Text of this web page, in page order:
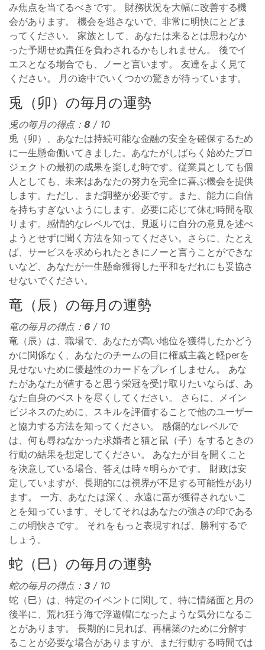
み焦点を当てるべきです。 財務状況を大幅に改善する機
会があります。 機会を逃さないで、非常に明快にとどま
ってください。 家族として、あなたは来るとは思わなか
った予期せぬ責任を負わされるかもしれません。 後でイ
エスとなる場合でも、ノーと言います。 友達をよく見て
ください。 月の途中でいくつかの驚きが待っています。
兎（卯）の毎月の運勢
兎の毎月の得点：8 / 10
兎（卯）、あなたは持続可能な金融の安全を確保するため
に一生懸命働いてきました。あなたがしばらく始めたプロ
ジェクトの最初の成果を楽しむ時です。従業員としても個
人としても、未来はあなたの努力を完全に喜ぶ機会を提供
します。ただし、まだ調整が必要です。また、能力に自信
を持ちすぎないようにします。必要に応じて休む時間を取
ります。感情的なレベルでは、見返りに自分の意見を述べ
ようとせずに聞く方法を知ってください。さらに、たとえ
ば、サービスを求められたときにノーと言うことができな
いなど、あなたが一生懸命獲得した平和をだれにも妥協さ
せないでください。
竜（辰）の毎月の運勢
竜の毎月の得点： 6 / 10
竜（辰）は、職場で、あなたが高い地位を獲得したかどう
かに関係なく、あなたのチームの目に権威主義と軽perを
見せないために優越性のカードをプレイしません。 あな
たがあなたが値すると思う栄冠を受け取りたいならば、あ
なた自身のベストを尽くしてください。 さらに、メイン
ビジネスのために、スキルを評価することで他のユーザー
と協力する方法を知ってください。 感傷的なレベルで
は、何も尋ねなかった求婚者と猫と鼠（子）をするときの
行動の結果を想定してください。 あなたが目を開くこと
を決意している場合、答えは時々明らかです。 財政は安
定していますが、長期的には視界が不足する可能性があり
ます。 一方、あなたは深く、永遠に富が獲得されないこ
とを知っています、そしてそれはあなたの強さの印である
この明快さです。 それをもっと表現すれば、勝利するで
しょう。
蛇（巳）の毎月の運勢
蛇の毎月の得点：3 / 10
蛇（巳）は、特定のイベントに関して、特に情緒面と月の
後半に、荒れ狂う海で浮遊帽になったような気分になるこ
とがあります。 長期的に見れば、再構築のために分解す
ることが必要な場合がありますが、まだ行動する時間では